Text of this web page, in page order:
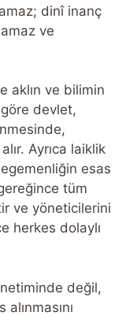
dinî inanç
ve
aklın ve bilimin
göre devlet,
Ayrıca laiklik
esas
tüm
ve yöneticilerini
herkes dolaylı
değil,